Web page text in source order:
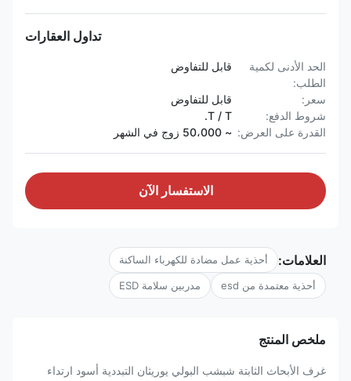
تداول العقارات
الحد الأدنى لكمية
الطلب:
قابل للتفاوض
سعر:
قابل للتفاوض
شروط الدفع:
T / T.
القدرة على العرض: ~ 50،000 زوج في الشهر
الاستفسار الآن
العلامات: أحذية عمل مضادة للكهرباء الساكنة
أحذية معتمدة من esd مدربين سلامة ESD
ملخص المنتج
غرف الأبحاث الثابتة شبشب البولي يوريثان التبددية أسود ارتداء